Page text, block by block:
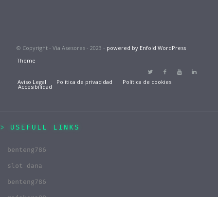
© Copyright - Via Asesores - 2023 - powered by Enfold WordPress
Theme
Aviso Legal Política de privacidad Política de cookies
Accesibilidad
USEFULL LINKS
benteng786
slot dana
benteng786